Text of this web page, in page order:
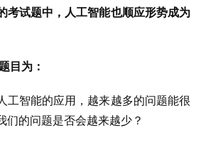
考试题中，人工智能也顺应形势成为
目为：
工智能的应用，越来越多的问题能很
们的问题是否会越来越少？